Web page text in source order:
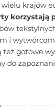
krajów
korzystają
i
gotowe
do